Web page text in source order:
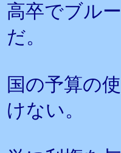
高卒でブル
だ。
国の予算の
けない。